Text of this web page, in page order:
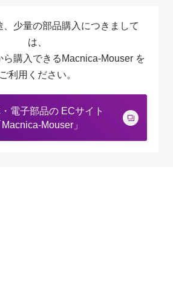
、少量の部品購入につきまして
は、
購入できるMacnica-Mouser を
ご利用ください。
電子部品の ECサイト
Macnica-Mouser」